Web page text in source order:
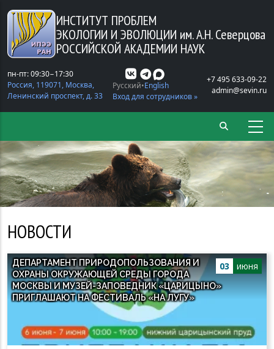
Перейти к основному содержанию
ИНСТИТУТ ПРОБЛЕМ
ЭКОЛОГИИ И ЭВОЛЮЦИИ им. А.Н. Северцова
РОССИЙСКОЙ АКАДЕМИИ НАУК
пн-пт: 09:30−17:30
Россия, 119071, Москва,
Ленинский проспект, д. 33
Русский English
Вход для сотрудников »
+7 495 633-09-22
admin@sevin.ru
НОВОСТИ
03 июня
ДЕПАРТАМЕНТ ПРИРОДОПОЛЬЗОВАНИЯ И
ОХРАНЫ ОКРУЖАЮЩЕЙ СРЕДЫ ГОРОДА
МОСКВЫ И МУЗЕЙ-ЗАПОВЕДНИК «ЦАРИЦЫНО»
ПРИГЛАШАЮТ НА ФЕСТИВАЛЬ «НА ЛУГУ»